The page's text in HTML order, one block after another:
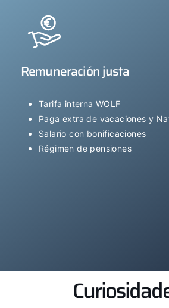
Remuneración justa
Tarifa interna WOLF
Paga extra de vacaciones y
Salario con bonificaciones
Régimen de pensiones